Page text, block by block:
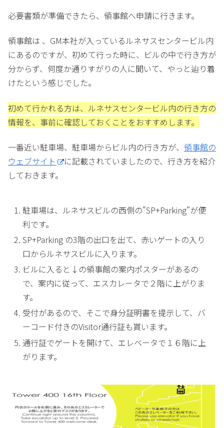
必要書類が準備できたら、領事館へ申請に行きます。
領事館は 、GM本社が入っているルネサスセンタービル内
にあるのですが、初めて行った時に、ビルの中で行き方が
分からず、何度か通りすがりの人に聞いて、やっと辿り着
けたという感じでした。
初めて行かれる方は、ルネサスセンタービル内の行き方の
情報を、事前に確認しておくことをおすすめします。
一番近い駐車場、駐車場からビル内の行き方が、 領事館の
ウェブサイト
に記載されていましたので、行き方を紹介
しておきます。
駐車場は、ルネサスビルの西側の”SP+Parking”が便
利です。
SP+Parking の3階の出口を出て、赤いゲートの入り
口からルネサスビルに入ります。
ビルに入ると↓の領事館の案内ポスターがあるの
で、案内に従って、エスカレータで２階に上がりま
す。
受付があるので、そこで身分証明書を提示して、バ
ーコード付きのVisitor通行証も貰います。
通行証でゲートを開けて、エレベータで１６階に上
がります。